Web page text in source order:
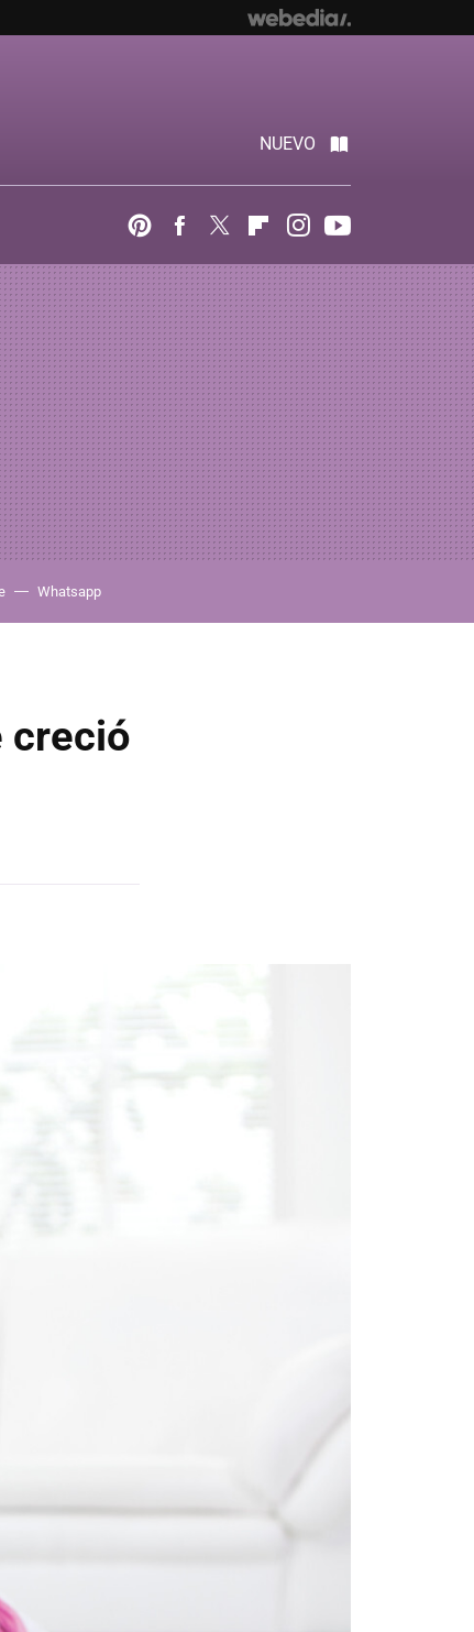
NUEVO
PinterestFacebook
Twitter FlipboardInstagram
Whatsapp
creció